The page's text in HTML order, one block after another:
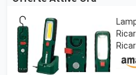
UV))